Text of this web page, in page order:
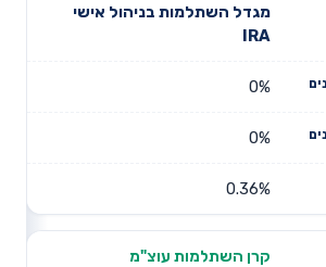
שנתית 3
תשואה
דמי ניהול
מגדל השתלמות בניהול אישי
IRA
0%
0%
0.36%
קרן השתלמות עוצ"מ